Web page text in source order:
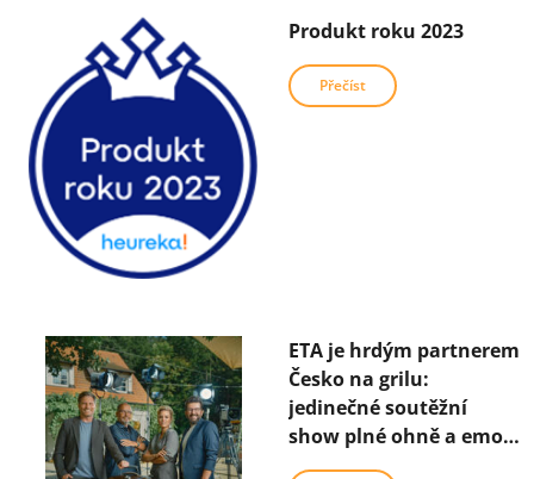
Produkt roku 2023
Přečíst
ETA je hrdým partnerem
Česko na grilu:
jedinečné soutěžní
show plné ohně a emocí
na Primě a prima+